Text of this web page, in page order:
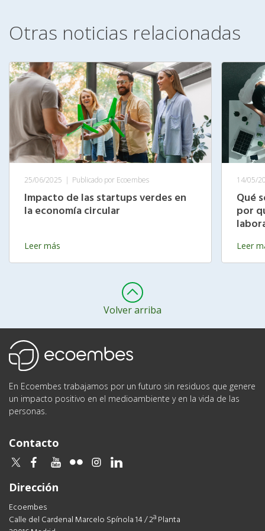
Otras noticias relacionadas
25/06/2025 Publicado por Ecoembes
Impacto de las startups verdes en
la economía circular
Leer más
14/05/
Qué
por
Leer
Volver arriba
En Ecoembes trabajamos por un futuro sin residuos que genere
un impacto positivo en el medioambiente y en la vida de las
personas.
Contacto
twitterfacebook
youtube
flickr instagram
linkedin
Dirección
Ecoembes
Calle del Cardenal Marcelo Spínola 14 / 2ª Planta